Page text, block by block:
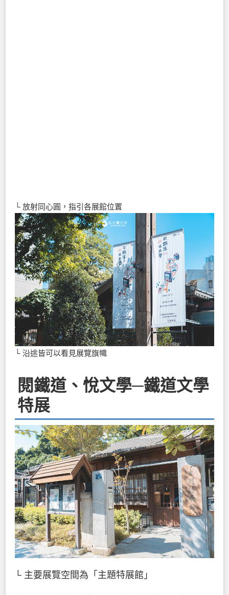
└ 放射同心圓，指引各展館位置
└ 沿途皆可以看見展覽旗幟
閱鐵道、悅文學─鐵道文學
特展
└ 主要展覽空間為「主題特展館」